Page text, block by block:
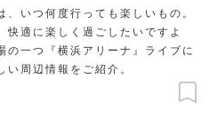
いつ何度行っても楽しいもの。
適に楽しく過ごしたいですよ
一つ『横浜アリーナ』ライブに
周辺情報をご紹介。